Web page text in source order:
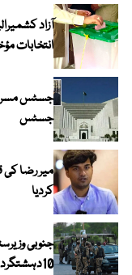
آزاد
انتخابات
جسٹس مسرت
جسٹس
میر رضا کی
کردیا
جنوبی
10دہشتگرد ہلاک